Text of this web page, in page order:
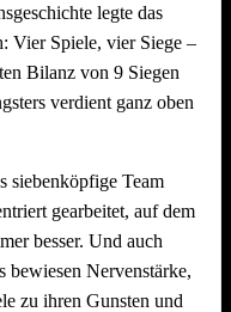
vom TSV
Die Seegurken
Schwächen
Gruppenphase und
abgeben – gegen
Ein starkes
auch im Finale
Glückwunsch!
auf hohem Niveau
legte das
Vier Spiele, vier Siege –
Bilanz von 9 Siegen
verdient ganz oben
siebenköpfige Team
gearbeitet, auf dem
besser. Und auch
bewiesen Nervenstärke,
zu ihren Gunsten und